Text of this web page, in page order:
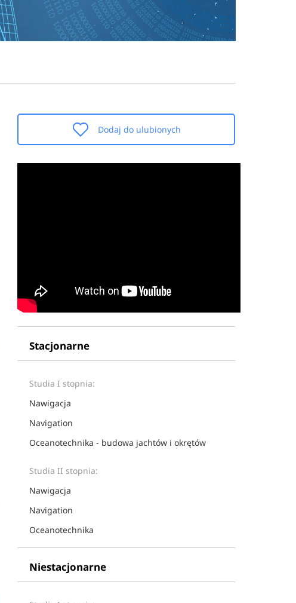
Dodaj do ulubionych
Stacjonarne
Studia I stopnia:
Nawigacja
Navigation
Oceanotechnika - budowa jachtów i okrętów
Studia II stopnia:
Nawigacja
Navigation
Oceanotechnika
Niestacjonarne